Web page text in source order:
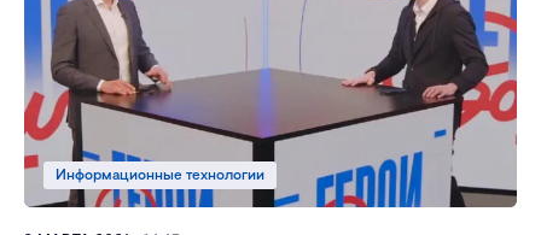
Информационные технологии